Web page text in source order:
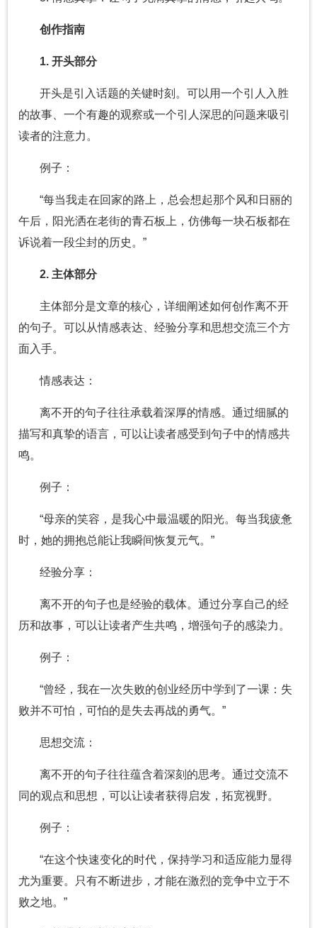
创作指南
1. 开头部分
开头是引入话题的关键时刻。可以用一个引人入胜
的故事、一个有趣的观察或一个引人深思的问题来吸引
读者的注意力。
例子：
“每当我走在回家的路上，总会想起那个风和日丽的
午后，阳光洒在老街的青石板上，仿佛每一块石板都在
诉说着一段尘封的历史。”
2. 主体部分
主体部分是文章的核心，详细阐述如何创作离不开
的句子。可以从情感表达、经验分享和思想交流三个方
面入手。
情感表达：
离不开的句子往往承载着深厚的情感。通过细腻的
描写和真挚的语言，可以让读者感受到句子中的情感共
鸣。
例子：
“母亲的笑容，是我心中最温暖的阳光。每当我疲惫
时，她的拥抱总能让我瞬间恢复元气。”
经验分享：
离不开的句子也是经验的载体。通过分享自己的经
历和故事，可以让读者产生共鸣，增强句子的感染力。
例子：
“曾经，我在一次失败的创业经历中学到了一课：失
败并不可怕，可怕的是失去再战的勇气。”
思想交流：
离不开的句子往往蕴含着深刻的思考。通过交流不
同的观点和思想，可以让读者获得启发，拓宽视野。
例子：
“在这个快速变化的时代，保持学习和适应能力显得
尤为重要。只有不断进步，才能在激烈的竞争中立于不
败之地。”